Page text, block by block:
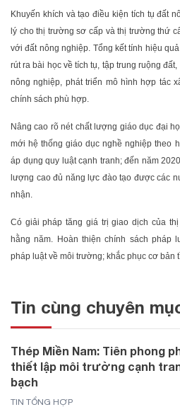
Khuyến khích và tạo điều kiện tích tụ đất
lý cho thị trường sơ cấp và thị trường thứ
với đất nông nghiệp. Tổng kết tính hiệu
rút ra bài học về tích tụ, tập trung ruộng
nông nghiệp, phát triển mô hình hợp tác
chính sách phù hợp.
Nâng cao rõ nét chất lượng giáo dục đại
mới hệ thống giáo dục nghề nghiệp theo
áp dụng quy luật cạnh tranh; đến năm
lượng cao đủ năng lực đào tạo được các
nhận.
Có giải pháp tăng giá trị giao dịch của
hằng năm. Hoàn thiện chính sách pháp
pháp luật về môi trường; khắc phục cơ bản
Tin cùng chuyên
Thép Miền Nam: Tiên phong
thiết lập môi trường cạnh
bạch
TIN TỔNG HỢP